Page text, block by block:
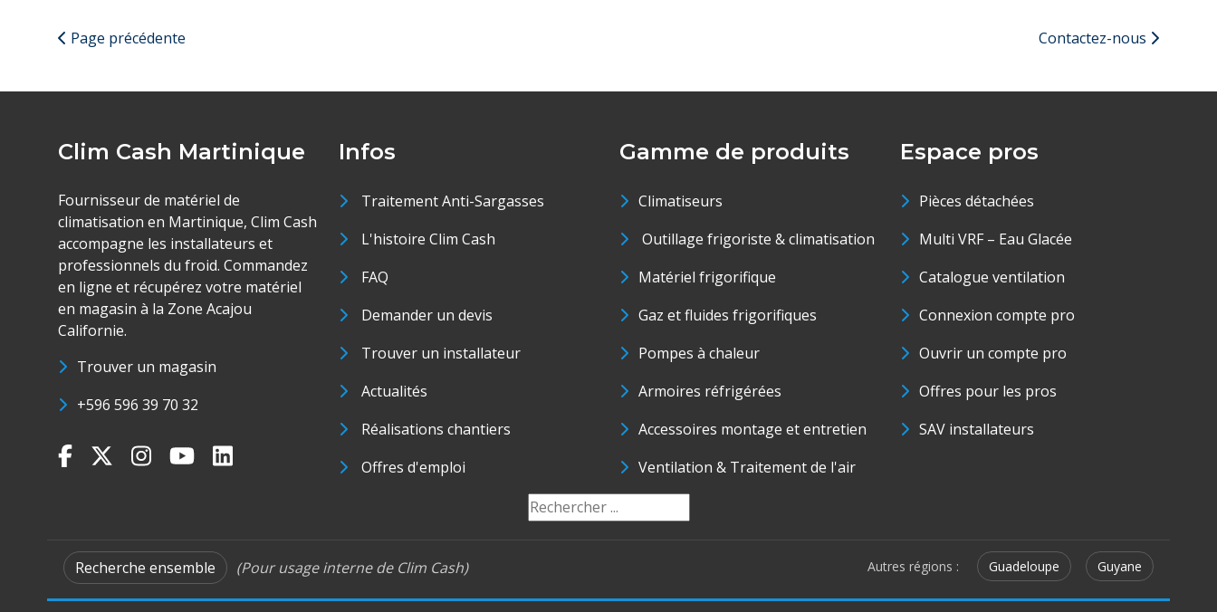
Page précédente Contactez-nous
Clim Cash Martinique
Fournisseur de matériel de
climatisation en Martinique, Clim Cash
accompagne les installateurs et
professionnels du froid. Commandez
en ligne et récupérez votre matériel
en magasin à la Zone Acajou
Californie.
Trouver un magasin
+596 596 39 70 32
Infos
Traitement Anti-Sargasses
L'histoire Clim Cash
FAQ
Demander un devis
Trouver un installateur
Actualités
Réalisations chantiers
Offres d'emploi
Gamme de produits
Climatiseurs
Outillage frigoriste & climatisation
Matériel frigorifique
Gaz et fluides frigorifiques
Pompes à chaleur
Armoires réfrigérées
Accessoires montage et entretien
Ventilation & Traitement de l'air
Espace pros
Pièces détachées
Multi VRF – Eau Glacée
Catalogue ventilation
Connexion compte pro
Ouvrir un compte pro
Offres pour les pros
SAV installateurs
Recherche ensemble (Pour usage interne de Clim Cash) Autres régions : Guadeloupe Guyane